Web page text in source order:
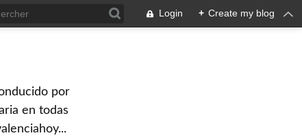
Login + Create my blog
por
en todas